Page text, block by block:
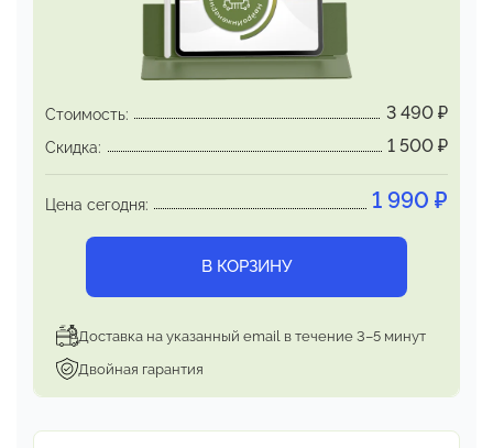
это можно сравнить с антидотом
отравлении – перехватывает, нейтрализует,
выводит прочь
Стоимость: 3 490 ₽
Скидка: 1 500 ₽
Цена сегодня: 1 990 ₽
В КОРЗИНУ
Доставка на указанный email в течение 3–5 минут
Двойная гарантия